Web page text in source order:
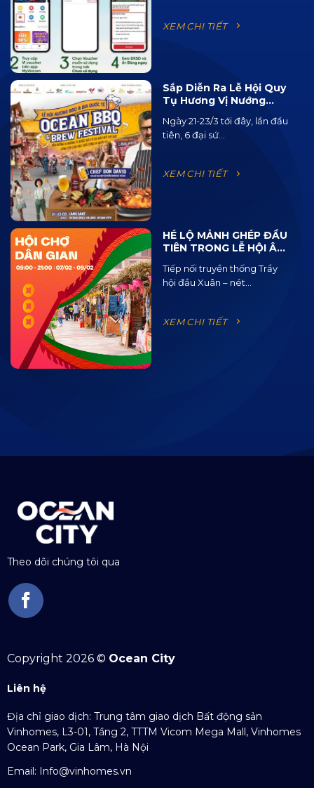
XEM CHI TIẾT
Sắp Diễn Ra Lễ Hội Quy
Tụ Hương Vị Nướng
BBQ Từ 15 Quốc Gia Và
120 Loại Bia Thủ Công
Ngày 21-23/3 tới đây, lần đầu
tiên, 6 đại sứ...
XEM CHI TIẾT
HÉ LỘ MẢNH GHÉP ĐẦU
TIÊN TRONG LỄ HỘI ÂM
OCEAN JAM 2025
Tiếp nối truyền thống Trẩy
hội đầu Xuân – nét...
XEM CHI TIẾT
Theo dõi chúng tôi qua
Copyright 2026 © Ocean City
Liên hệ
Địa chỉ giao dịch: Trung tâm giao dịch Bất động sản
Vinhomes, L3-01, Tầng 2, TTTM Vicom Mega Mall, Vinhomes
Ocean Park, Gia Lâm, Hà Nội
Email:
Info@vinhomes.vn